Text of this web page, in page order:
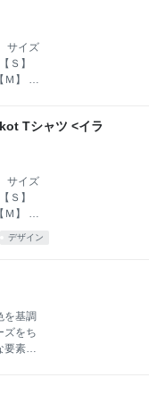
サイズ
Ｓ】
Ｍ】 身
Ｌ】 身
Ｘ
★必
考欄に
幅に
▒ ▓ █
Tシャツ <イラ
サイズ
Ｓ】
Ｍ】 身
身丈
身丈
Ｘ
★必
考欄に
幅に
▒ ▓ █
デザイン
を基調
ズをち
要素を
ボヘ